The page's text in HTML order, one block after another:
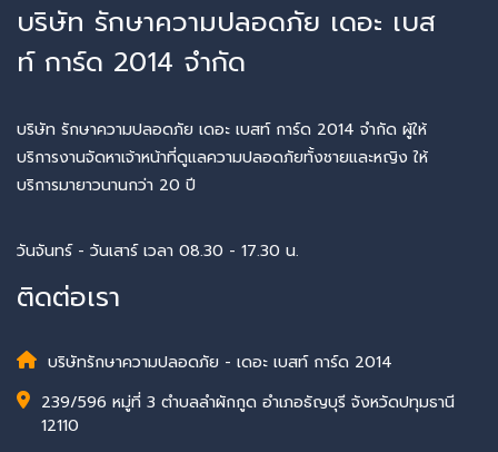
บริษัท รักษาความปลอดภัย เดอะ เบส
ท์ การ์ด 2014 จำกัด
บริษัท รักษาความปลอดภัย เดอะ เบสท์ การ์ด 2014 จำกัด ผู้ให้
บริการงานจัดหาเจ้าหน้าที่ดูแลความปลอดภัยทั้งชายและหญิง ให้
บริการมายาวนานกว่า 20 ปี
วันจันทร์ - วันเสาร์ เวลา 08.30 - 17.30 น.
ติดต่อเรา
บริษัทรักษาความปลอดภัย - เดอะ เบสท์ การ์ด 2014
239/596 หมู่ที่ 3 ตำบลลำผักกูด อำเภอธัญบุรี จังหวัดปทุมธานี
12110